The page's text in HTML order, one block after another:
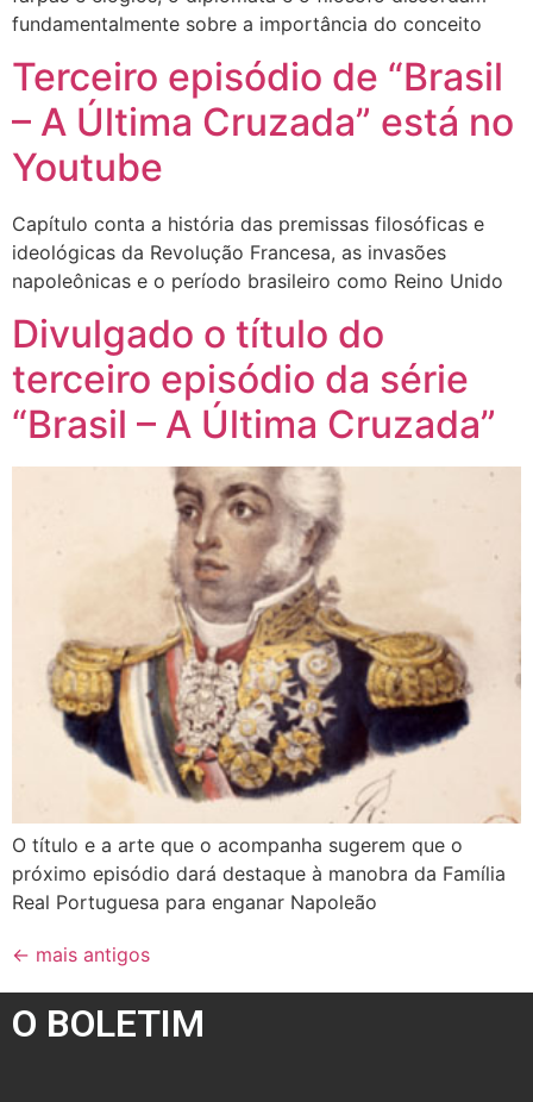
fundamentalmente sobre a importância do conceito
Terceiro episódio de “Brasil
– A Última Cruzada” está no
Youtube
Capítulo conta a história das premissas filosóficas e
ideológicas da Revolução Francesa, as invasões
napoleônicas e o período brasileiro como Reino Unido
Divulgado o título do
terceiro episódio da série
“Brasil – A Última Cruzada”
O título e a arte que o acompanha sugerem que o
próximo episódio dará destaque à manobra da Família
Real Portuguesa para enganar Napoleão
← mais antigos
O BOLETIM